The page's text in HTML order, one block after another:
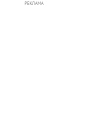
РЕКЛАМА